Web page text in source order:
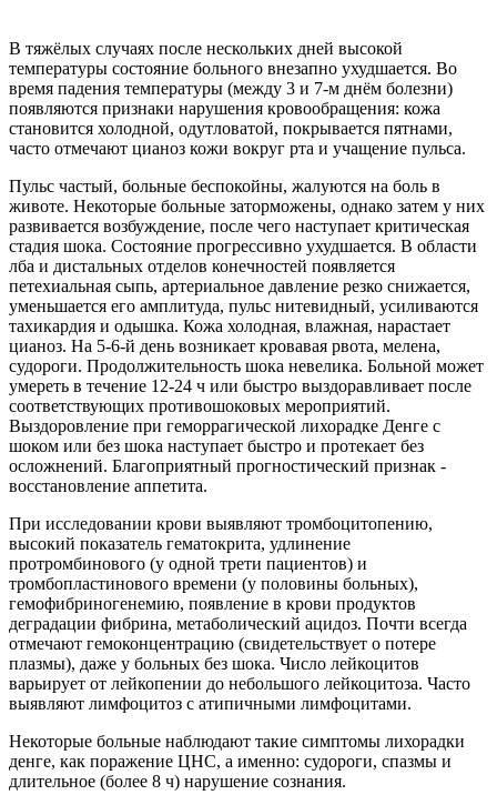
В тяжёлых случаях после нескольких дней высокой
температуры состояние больного внезапно ухудшается. Во
время падения температуры (между 3 и 7-м днём болезни)
появляются признаки нарушения кровообращения: кожа
становится холодной, одутловатой, покрывается пятнами,
часто отмечают цианоз кожи вокруг рта и учащение пульса.
Пульс частый, больные беспокойны, жалуются на боль в
животе. Некоторые больные заторможены, однако затем у них
развивается возбуждение, после чего наступает критическая
стадия шока. Состояние прогрессивно ухудшается. В области
лба и дистальных отделов конечностей появляется
петехиальная сыпь, артериальное давление резко снижается,
уменьшается его амплитуда, пульс нитевидный, усиливаются
тахикардия и одышка. Кожа холодная, влажная, нарастает
цианоз. На 5-6-й день возникает кровавая рвота, мелена,
судороги. Продолжительность шока невелика. Больной может
умереть в течение 12-24 ч или быстро выздоравливает после
соответствующих противошоковых мероприятий.
Выздоровление при геморрагической лихорадке Денге с
шоком или без шока наступает быстро и протекает без
осложнений. Благоприятный прогностический признак -
восстановление аппетита.
При исследовании крови выявляют тромбоцитопению,
высокий показатель гематокрита, удлинение
протромбинового (у одной трети пациентов) и
тромбопластинового времени (у половины больных),
гемофибриногенемию, появление в крови продуктов
деградации фибрина, метаболический ацидоз. Почти всегда
отмечают гемоконцентрацию (свидетельствует о потере
плазмы), даже у больных без шока. Число лейкоцитов
варьирует от лейкопении до небольшого лейкоцитоза. Часто
выявляют лимфоцитоз с атипичными лимфоцитами.
Некоторые больные наблюдают такие симптомы лихорадки
денге, как поражение ЦНС, а именно: судороги, спазмы и
длительное (более 8 ч) нарушение сознания.